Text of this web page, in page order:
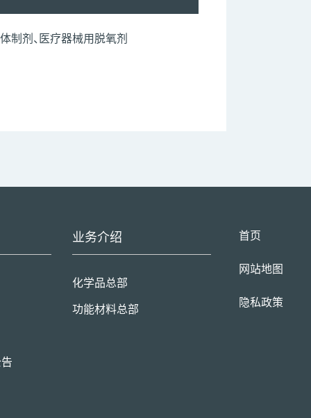
制剂、医疗器械用脱氧剂
业务介绍
化学品总部
功能材料总部
首页
网站地图
隐私政策